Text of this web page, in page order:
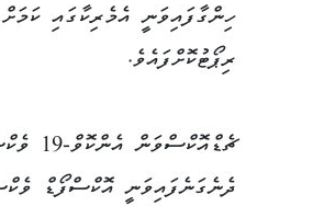
ހިންގާފައިވަނީ އެމެރިކާގައި
ރިޕޯޓުކޮށްފައެވެ.
ދެނެގަނެފައިވަނީ އޮކްސްފޯޑް